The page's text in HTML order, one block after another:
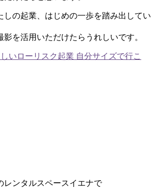
しの起業、はじめの一歩を踏み出してい
影を活用いただけたらうれしいです。
いローリスク起業 自分サイズで行こ
ンタルスペースイエナで